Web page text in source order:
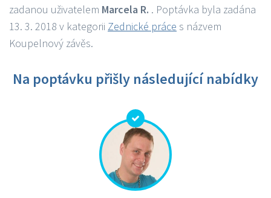
zadanou uživatelem Marcela R. . Poptávka byla zadána
13. 3. 2018 v kategorii Zednické práce s názvem
Koupelnový závěs.
Na poptávku přišly následující nabídky